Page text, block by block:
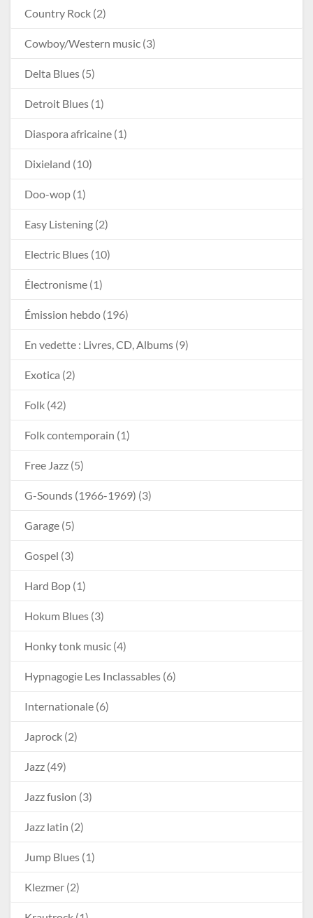
Country Rock (2)
Cowboy/Western music (3)
Delta Blues (5)
Detroit Blues (1)
Diaspora africaine (1)
Dixieland (10)
Doo-wop (1)
Easy Listening (2)
Electric Blues (10)
Électronisme (1)
Émission hebdo (196)
En vedette : Livres, CD, Albums (9)
Exotica (2)
Folk (42)
Folk contemporain (1)
Free Jazz (5)
G-Sounds (1966-1969) (3)
Garage (5)
Gospel (3)
Hard Bop (1)
Hokum Blues (3)
Honky tonk music (4)
Hypnagogie Les Inclassables (6)
Internationale (6)
Japrock (2)
Jazz (49)
Jazz fusion (3)
Jazz latin (2)
Jump Blues (1)
Klezmer (2)